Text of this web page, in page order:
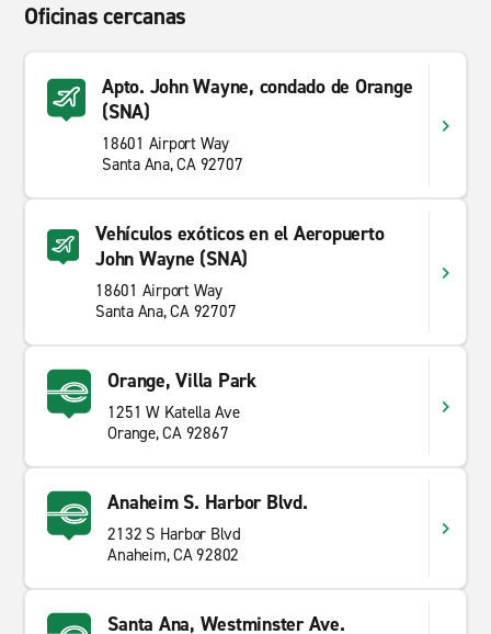
Oficinas cercanas
Apto. John Wayne, condado de Orange
(SNA)
18601 Airport Way
Santa Ana, CA 92707
Vehículos exóticos en el Aeropuerto
John Wayne (SNA)
18601 Airport Way
Santa Ana, CA 92707
Orange, Villa Park
1251 W Katella Ave
Orange, CA 92867
Anaheim S. Harbor Blvd.
2132 S Harbor Blvd
Anaheim, CA 92802
Santa Ana, Westminster Ave.